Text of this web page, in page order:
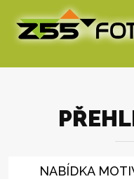
NABÍDKA